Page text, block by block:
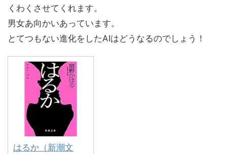
くわくさせてくれます。
男女あ向かいあっています。
とてつもない進化をしたAIはどうなるのでしょう！
はるか（新潮文